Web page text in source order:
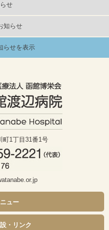
せ
知らせ
らせを表示
町1丁目31番1号
ュー
・リンク